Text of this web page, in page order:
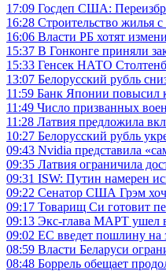
17:09 Госдеп США:
16:28 Строительство жилья
16:06 Власти РБ хотят
15:37 В Гонконге приняли
15:33 Генсек НАТО
13:07 Белорусский рубль
11:59 Банк Японии повысил
11:49 Число призванных
11:28 Латвия предложила
10:27 Белорусский рубль
09:43 Nvidia представила
09:35 Латвия ограничила
09:31 ISW: Путин намерен
09:22 Сенатор США Грэм
09:17 Товарищ Си готовит
09:13 Экс-глава МАРТ ушел в
09:02 ЕС введет пошлину на
08:59 Власти Беларуси
08:48 Боррель обещает